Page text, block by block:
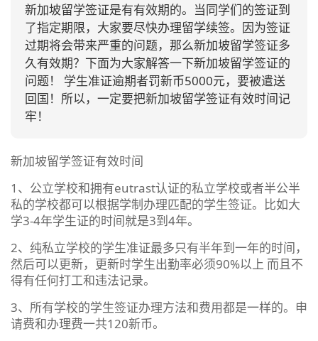
新加坡留学签证是有有效期的。当同学们的签证到
了指定期限，大家要尽快办理留学续签。因为签证
过期将会带来严重的问题，那么新加坡留学签证多
久有效期？下面为大家解答一下新加坡留学签证的
问题！ 学生准证逾期者罚新币5000元，要被遣送
回国！所以，一定要把新加坡留学签证有效时间记
牢！
新加坡留学签证有效时间
1、公立学校和拥有eutrast认证的私立学校或者半公半
私的学校都可以根据学制办理匹配的学生签证。比如大
学3-4年学生证的时间就是3到4年。
2、纯私立学校的学生准证最多只有半年到一年的时间，
然后可以更新，更新时学生出勤率必须90%以上 而且不
得有任何打工和违法记录。
3、所有学校的学生签证办理方法和费用都是一样的。申
请费和办理费一共120新币。